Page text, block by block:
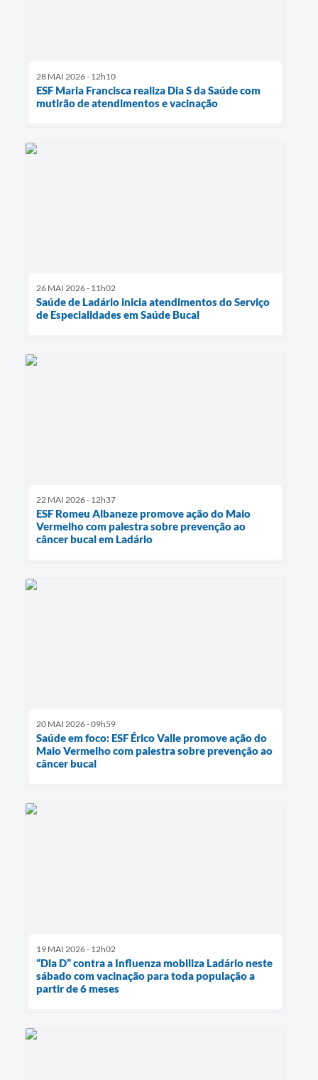
28 MAI 2026 - 12h10
ESF Maria Francisca realiza Dia S da Saúde com
mutirão de atendimentos e vacinação
26 MAI 2026 - 11h02
Saúde de Ladário inicia atendimentos do Serviço
de Especialidades em Saúde Bucal
22 MAI 2026 - 12h37
ESF Romeu Albaneze promove ação do Maio
Vermelho com palestra sobre prevenção ao
câncer bucal em Ladário
20 MAI 2026 - 09h59
Saúde em foco: ESF Érico Valle promove ação do
Maio Vermelho com palestra sobre prevenção ao
câncer bucal
19 MAI 2026 - 12h02
“Dia D” contra a Influenza mobiliza Ladário neste
sábado com vacinação para toda população a
partir de 6 meses